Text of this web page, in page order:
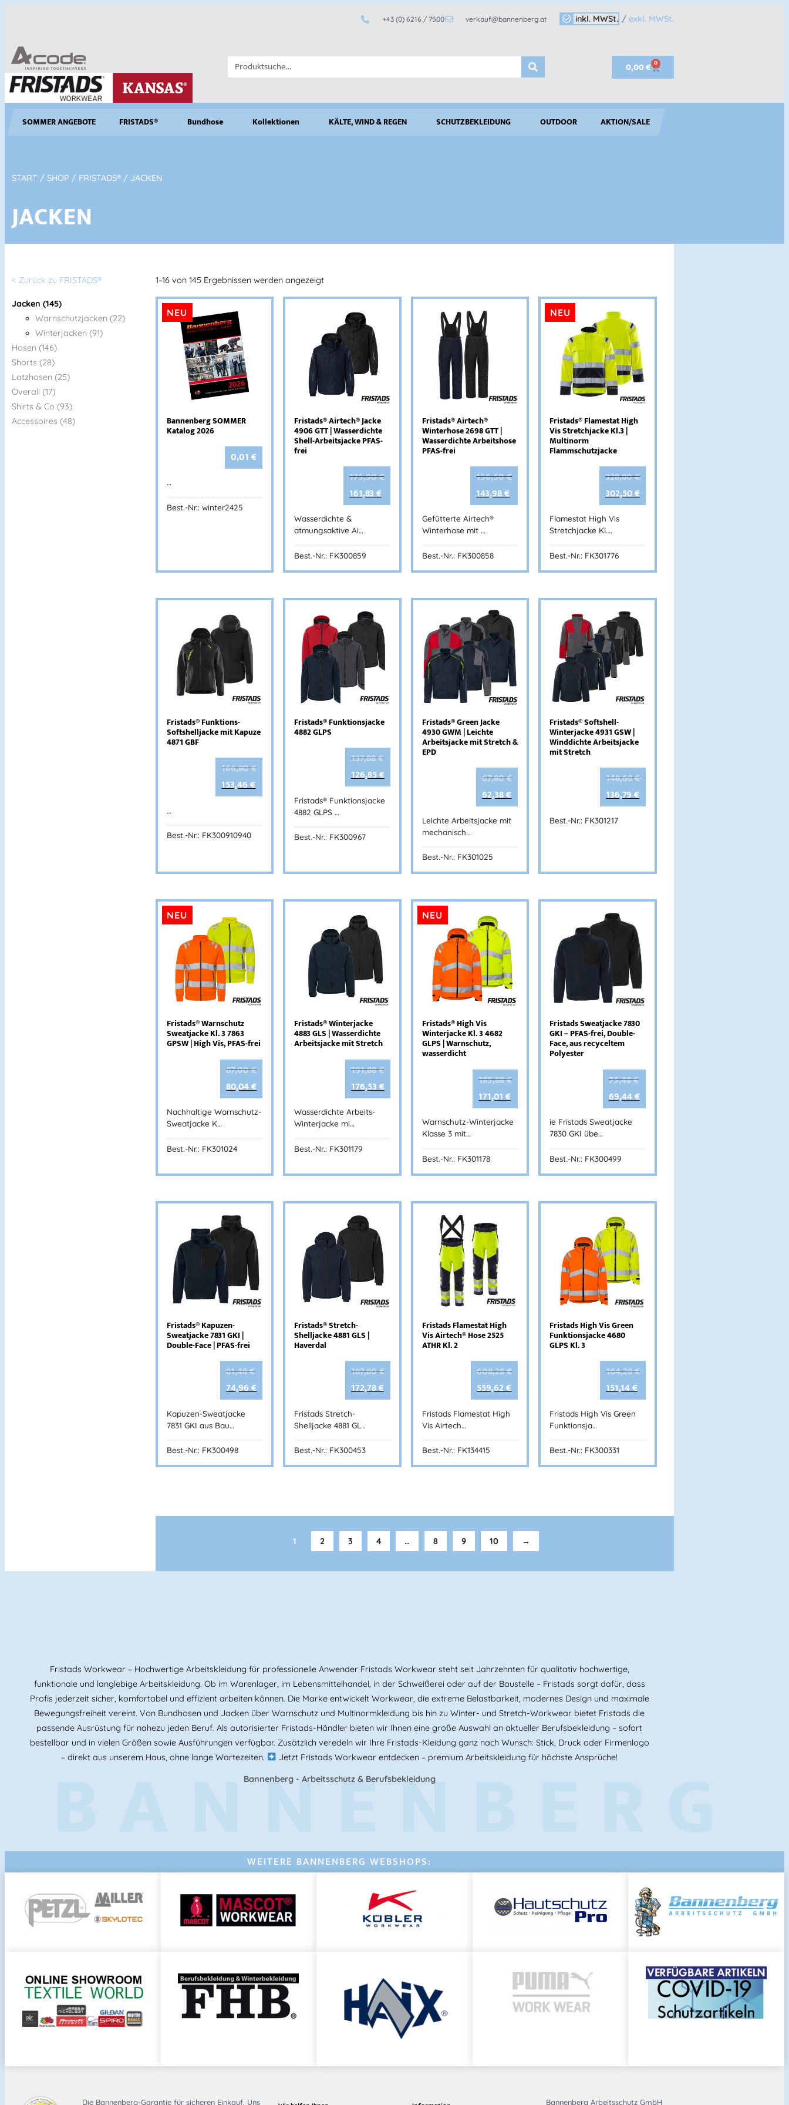
+43 (0) 6216 / 7500 verkauf@bannenberg.at inkl. MWSt. / exkl. MWSt.
0,00€ 0
SOMMER ANGEBOTE FRISTADS® Bundhose Kollektionen KÄLTE, WIND & REGEN SCHUTZBEKLEIDUNG OUTDOOR AKTION/SALE
START / SHOP / FRISTADS® / JACKEN
JACKEN
< Zurück zu FRISTADS®
Jacken (145)
Warnschutzjacken (22)
Winterjacken (91)
Hosen (146)
Shorts (28)
Latzhosen (25)
Overall (17)
Shirts & Co (93)
Accessoires (48)
1–16 von 145 Ergebnissen werden angezeigt
NEU
Bannenberg SOMMER
Katalog 2026
0,01€
…
Best.-Nr.: winter2425
Fristads® Airtech® Jacke
4906 GTT | Wasserdichte
Shell-Arbeitsjacke PFAS-
frei
175,90€
161,83€
Wasserdichte &
atmungsaktive Ai…
Best.-Nr.: FK300859
Fristads® Airtech®
Winterhose 2698 GTT |
Wasserdichte Arbeitshose
PFAS-frei
156,50€
143,98€
Gefütterte Airtech®
Winterhose mit …
Best.-Nr.: FK300858
NEU
Fristads® Flamestat High
Vis Stretchjacke Kl.3 |
Multinorm
Flammschutzjacke
328,80€
302,50€
Flamestat High Vis
Stretchjacke Kl….
Best.-Nr.: FK301776
Fristads® Funktions-
Softshelljacke mit Kapuze
4871 GBF
166,80€
153,46€
…
Best.-Nr.: FK300910940
Fristads® Funktionsjacke
4882 GLPS
137,88€
126,85€
Fristads® Funktionsjacke
4882 GLPS …
Best.-Nr.: FK300967
Fristads® Green Jacke
4930 GWM | Leichte
Arbeitsjacke mit Stretch &
EPD
67,80€
62,38€
Leichte Arbeitsjacke mit
mechanisch…
Best.-Nr.: FK301025
Fristads® Softshell-
Winterjacke 4931 GSW |
Winddichte Arbeitsjacke
mit Stretch
148,68€
136,79€
Best.-Nr.: FK301217
NEU
Fristads® Warnschutz
Sweatjacke Kl. 3 7863
GPSW | High Vis, PFAS-frei
87,00€
80,04€
Nachhaltige Warnschutz-
Sweatjacke K…
Best.-Nr.: FK301024
Fristads® Winterjacke
4883 GLS | Wasserdichte
Arbeitsjacke mit Stretch
191,88€
176,53€
Wasserdichte Arbeits-
Winterjacke mi…
Best.-Nr.: FK301179
NEU
Fristads® High Vis
Winterjacke Kl. 3 4682
GLPS | Warnschutz,
wasserdicht
185,88€
171,01€
Warnschutz-Winterjacke
Klasse 3 mit…
Best.-Nr.: FK301178
Fristads Sweatjacke 7830
GKI – PFAS-frei, Double-
Face, aus recyceltem
Polyester
75,48€
69,44€
ie Fristads Sweatjacke
7830 GKI übe…
Best.-Nr.: FK300499
Fristads® Kapuzen-
Sweatjacke 7831 GKI |
Double-Face | PFAS-frei
81,48€
74,96€
Kapuzen-Sweatjacke
7831 GKI aus Bau…
Best.-Nr.: FK300498
Fristads® Stretch-
Shelljacke 4881 GLS |
Haverdal
187,80€
172,78€
Fristads Stretch-
Shelljacke 4881 GL…
Best.-Nr.: FK300453
Fristads Flamestat High
Vis Airtech® Hose 2525
ATHR Kl. 2
608,28€
559,62€
Fristads Flamestat High
Vis Airtech…
Best.-Nr.: FK134415
Fristads High Vis Green
Funktionsjacke 4680
GLPS Kl. 3
164,28€
151,14€
Fristads High Vis Green
Funktionsja…
Best.-Nr.: FK300331
1 2 3 4 … 8 9 10 →
Fristads Workwear – Hochwertige Arbeitskleidung für professionelle Anwender Fristads Workwear steht seit Jahrzehnten für qualitativ hochwertige,
funktionale und langlebige Arbeitskleidung. Ob im Warenlager, im Lebensmittelhandel, in der Schweißerei oder auf der Baustelle – Fristads sorgt dafür, dass
Profis jederzeit sicher, komfortabel und effizient arbeiten können. Die Marke entwickelt Workwear, die extreme Belastbarkeit, modernes Design und maximale
Bewegungsfreiheit vereint. Von Bundhosen und Jacken über Warnschutz und Multinormkleidung bis hin zu Winter- und Stretch-Workwear bietet Fristads die
passende Ausrüstung für nahezu jeden Beruf. Als autorisierter Fristads-Händler bieten wir Ihnen eine große Auswahl an aktueller Berufsbekleidung – sofort
bestellbar und in vielen Größen sowie Ausführungen verfügbar. Zusätzlich veredeln wir Ihre Fristads-Kleidung ganz nach Wunsch: Stick, Druck oder Firmenlogo
– direkt aus unserem Haus, ohne lange Wartezeiten.
Jetzt Fristads Workwear entdecken – premium Arbeitskleidung für höchste Ansprüche!
Bannenberg - Arbeitsschutz & Berufsbekleidung
BANNENBERG
WEITERE BANNENBERG WEBSHOPS:
Die Bannenberg-Garantie für sicheren Einkauf. Uns Bannenberg Arbeitsschutz GmbH